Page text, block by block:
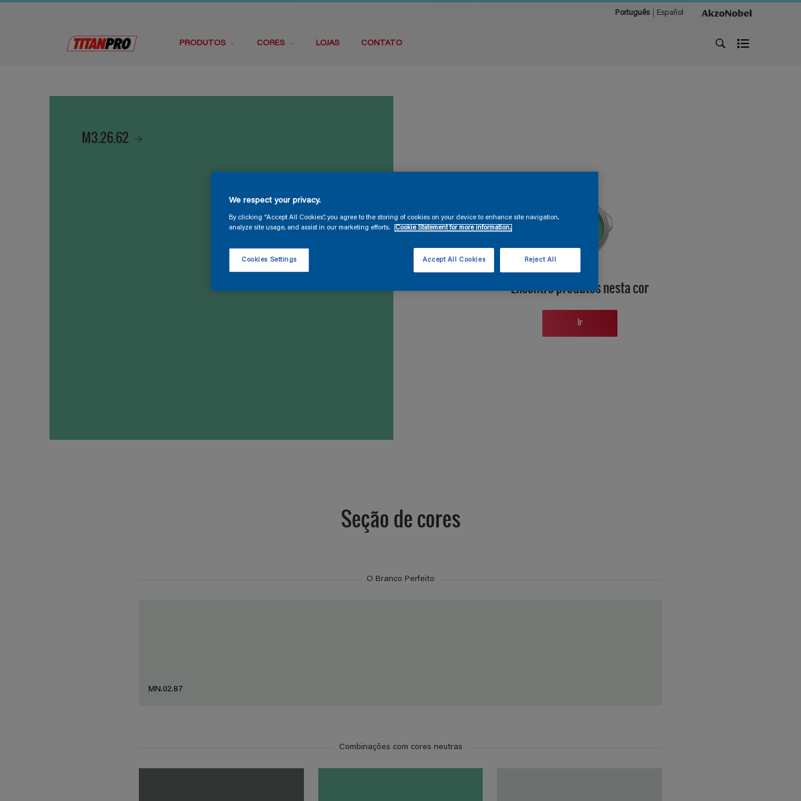
Português Español
PRODUTOS CORES LOJAS CONTATO
M3.26.62
Encontre produtos nesta cor
Ir
Seção de cores
O Branco Perfeito
MN.02.87
Combinações com cores neutras
We respect your privacy.
By clicking “Accept All Cookies”, you agree to the storing of cookies on your device to enhance site navigation,
analyze site usage, and assist in our marketing efforts.
Cookie Statement for more information.
Cookies Settings Reject All
Accept All Cookies